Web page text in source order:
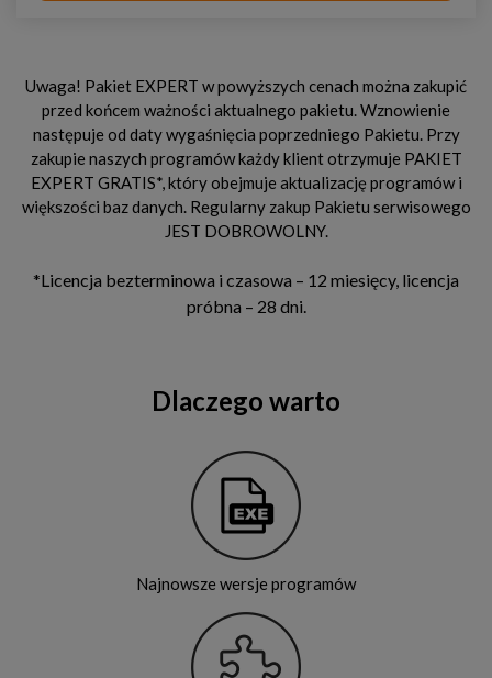
Uwaga! Pakiet EXPERT w powyższych cenach można zakupić
przed końcem ważności aktualnego pakietu. Wznowienie
następuje od daty wygaśnięcia poprzedniego Pakietu. Przy
zakupie naszych programów każdy klient otrzymuje PAKIET
EXPERT GRATIS*, który obejmuje aktualizację programów i
większości baz danych. Regularny zakup Pakietu serwisowego
JEST DOBROWOLNY.
*Licencja bezterminowa i czasowa – 12 miesięcy, licencja
próbna – 28 dni.
Dlaczego warto
Najnowsze wersje programów